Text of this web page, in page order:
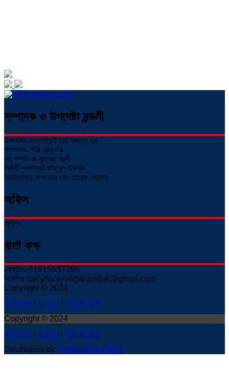
সম্পাদক ও উপদেষ্টা মন্ডলী
উপদেষ্টাঃ এডভোকেট মোঃ নাজমুল হক
সম্পাদকঃ পাপ্পি আক্তার
সহ সম্পাদকঃ মুহাম্মদ আলী
নির্বাহী সম্পাদকঃ ফাহাদুল ইসলাম
ব্যবস্থাপনা সম্পাদকঃ মোঃ তারেক হোসেন
অফিস
অফিসঃ
বার্তা কক্ষ
মোবাইলঃ 01615537755
ইমেইলঃ dailynarayanganjerdak@gmail.com
Copyright © 2024
আমাদের কথা ! যোগাযোগ ! প্রাইভেসি পলিসি
Copyright © 2024
আমাদের কথা ! যোগাযোগ ! প্রাইভেসি পলিসি
Developed by: Flash Technology